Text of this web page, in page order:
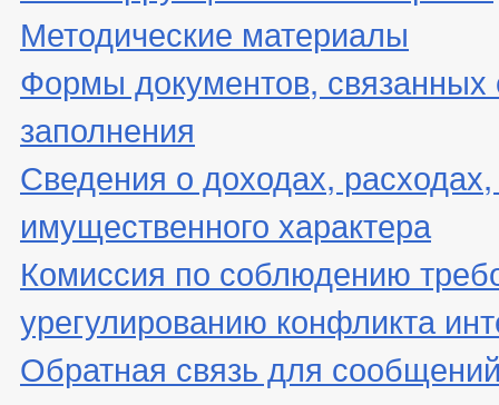
Методические материалы
Формы документов, связанных
заполнения
Сведения о доходах,
имущественного характера
Комиссия по соблюдению
урегулированию конфликта
Обратная связь для